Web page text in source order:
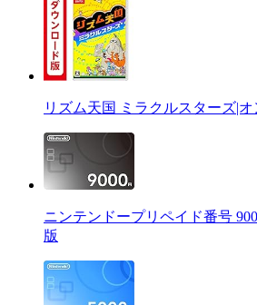
リズム天国 ミラクルスターズ|
ニンテンドープリペイド番号
版